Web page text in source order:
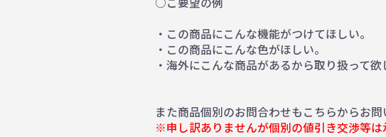
・この商品にこんな機能がつけてほしい。
・この商品にこんな色がほしい。
・海外にこんな商品があるから取り扱って欲
また商品個別のお問合わせもこちらからお問
※申し訳ありませんが個別の値引き交渉等は